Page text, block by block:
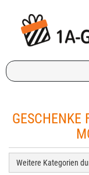
Hauptinhalt
springen
Ich
suche
für:
GESCHENKE
Weitere Kategorien